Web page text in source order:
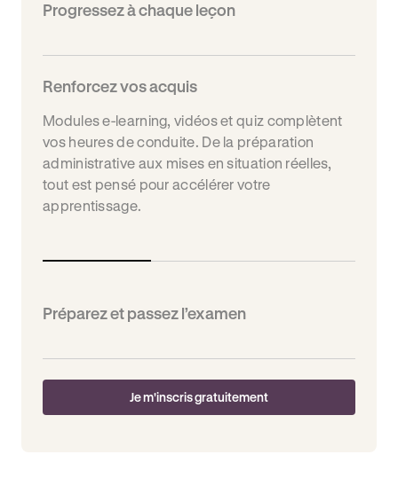
Progressez à chaque leçon
Renforcez vos acquis
Modules e-learning, vidéos et quiz complètent
vos heures de conduite. De la préparation
administrative aux mises en situation réelles,
tout est pensé pour accélérer votre
apprentissage.
Préparez et passez l’examen
Je m'inscris gratuitement